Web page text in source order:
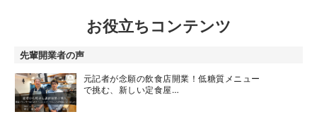
お役立ちコンテンツ
先輩開業者の声
元記者が念願の飲食店開業！低糖質メニュー
で挑む、新しい定食屋…